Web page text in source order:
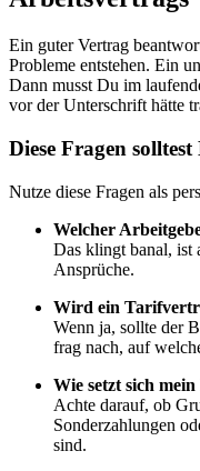
Ein guter Vertrag
Probleme entstehen. Ein
Dann musst Du im
vor der Unterschrift hätte
Diese Fragen
Nutze diese Fragen als
Welcher
Das klingt banal, ist
Ansprüche.
Wird ein
Wenn ja, sollte der
frag nach, auf
Wie setzt sich
Achte darauf, ob
Sonderzahlungen
sind.